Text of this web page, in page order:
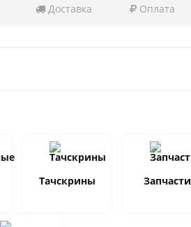
Доставка Оплата
Тачскрины Запчасти